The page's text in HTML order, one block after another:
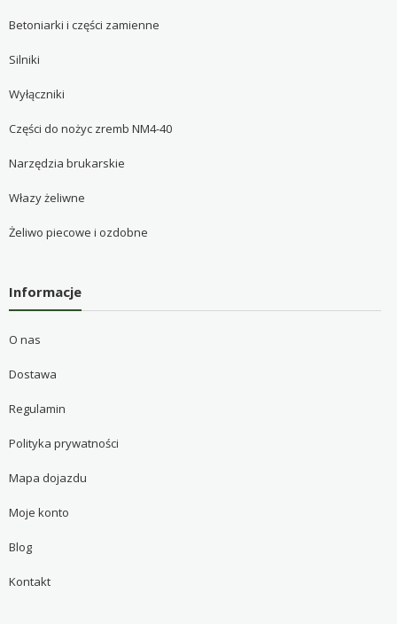
Betoniarki i części zamienne
Silniki
Wyłączniki
Części do nożyc zremb NM4-40
Narzędzia brukarskie
Włazy żeliwne
Żeliwo piecowe i ozdobne
Informacje
O nas
Dostawa
Regulamin
Polityka prywatności
Mapa dojazdu
Moje konto
Blog
Kontakt